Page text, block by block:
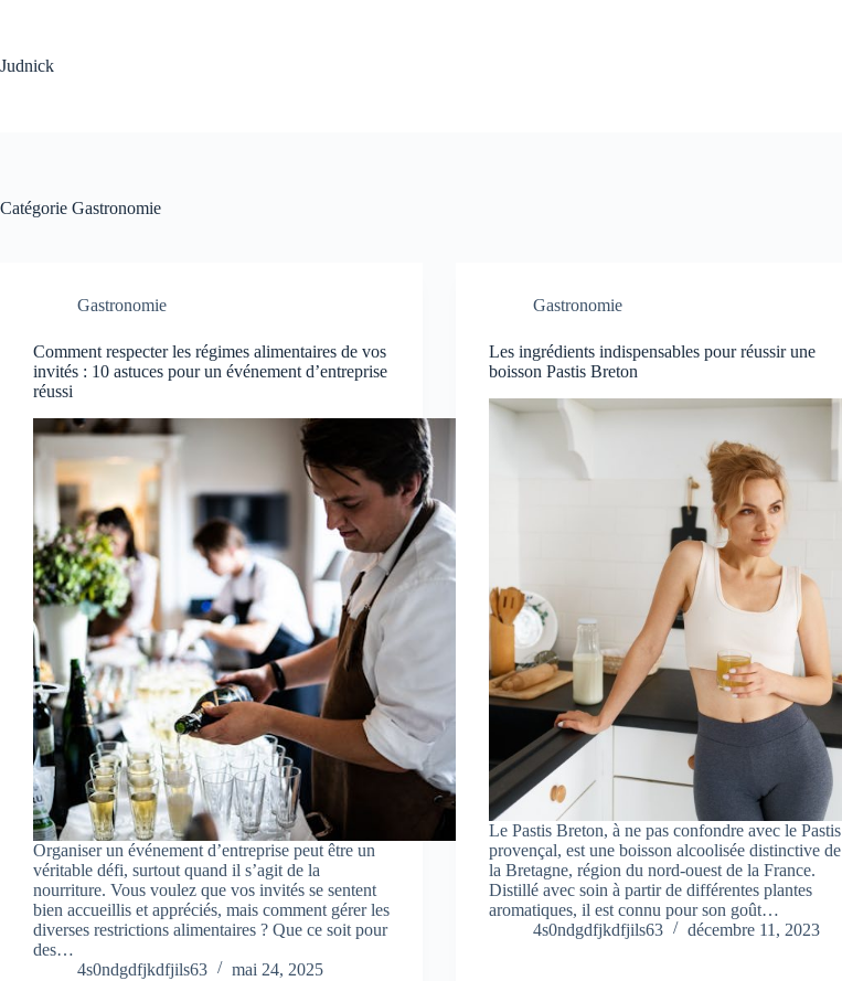
Judnick
Catégorie Gastronomie
Gastronomie
Comment respecter les régimes alimentaires de vos
invités : 10 astuces pour un événement d’entreprise
réussi
Organiser un événement d’entreprise peut être un
véritable défi, surtout quand il s’agit de la
nourriture. Vous voulez que vos invités se sentent
bien accueillis et appréciés, mais comment gérer les
diverses restrictions alimentaires ? Que ce soit pour
des…
4s0ndgdfjkdfjils63
mai 24, 2025
Gastronomie
Les ingrédients indispensables pour réussir une
boisson Pastis Breton
Le Pastis Breton, à ne pas confondre avec le Pastis
provençal, est une boisson alcoolisée distinctive de
la Bretagne, région du nord-ouest de la France.
Distillé avec soin à partir de différentes plantes
aromatiques, il est connu pour son goût…
4s0ndgdfjkdfjils63
décembre 11, 2023